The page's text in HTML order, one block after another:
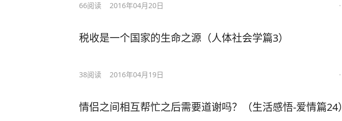
66阅读 2016年04月20日
税收是一个国家的生命之源（人体社会学篇3）
38阅读 2016年04月19日
情侣之间相互帮忙之后需要道谢吗？（生活感悟-爱情篇24）